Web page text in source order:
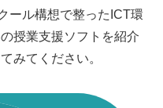
ール構想で整ったICT環
授業支援ソフトを紹介
みてください。